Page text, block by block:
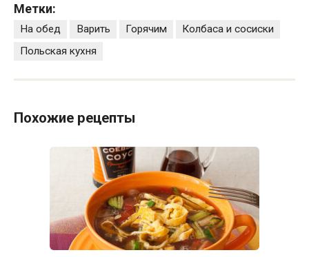
Метки:
На обед Варить Горячим
Колбаса и сосиски
Польская кухня
Похожие рецепты